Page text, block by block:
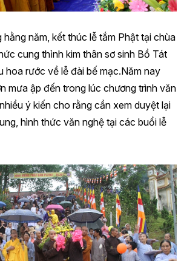
năm, kết thúc lễ tắm Phật tại chùa
cung thỉnh kim thân sơ sinh Bồ Tát
hoa rước về lễ đài bế mạc.Năm nay
mưa ập đến trong lúc chương trình văn
ý kiến cho rằng cần xem duyệt lại
hình thức văn nghệ tại các buổi lễ